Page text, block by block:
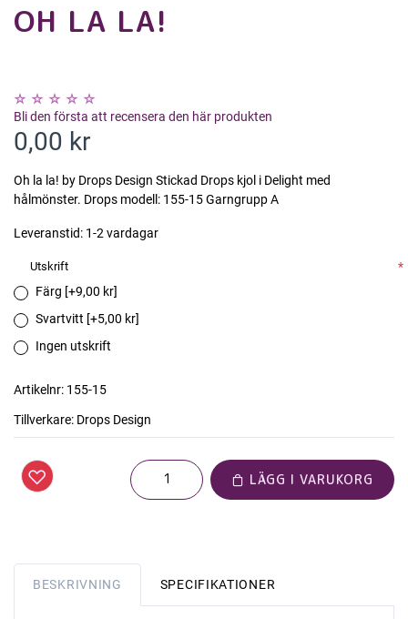
OH LA LA!
Bli den första att recensera den här produkten
0,00 kr
Oh la la! by Drops Design Stickad Drops kjol i Delight med
hålmönster. Drops modell: 155-15 Garngrupp A
Leveranstid: 1-2 vardagar
Utskrift
*
Färg [+9,00 kr]
Svartvitt [+5,00 kr]
Ingen utskrift
Artikelnr: 155-15
Tillverkare: Drops Design
LÄGG I VARUKORG
BESKRIVNING SPECIFIKATIONER